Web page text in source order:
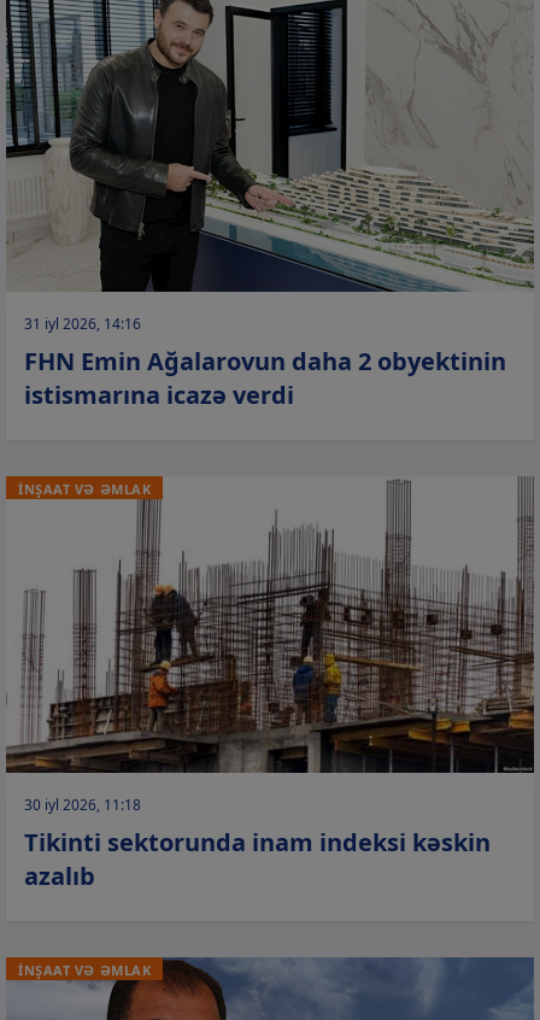
31 iyl 2026, 14:16
FHN Emin Ağalarovun daha 2 obyektinin
istismarına icazə verdi
İNŞAAT VƏ ƏMLAK
30 iyl 2026, 11:18
Tikinti sektorunda inam indeksi kəskin
azalıb
İNŞAAT VƏ ƏMLAK